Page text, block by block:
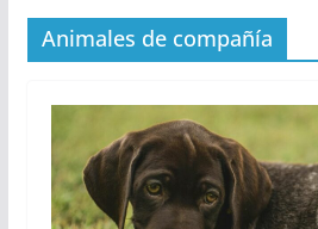
Animales de compañía